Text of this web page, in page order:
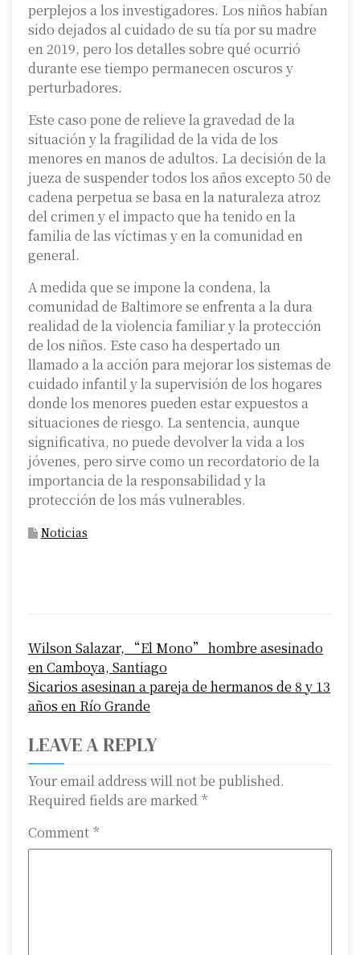
perplejos a los investigadores. Los niños habían
sido dejados al cuidado de su tía por su madre
en 2019, pero los detalles sobre qué ocurrió
durante ese tiempo permanecen oscuros y
perturbadores.
Este caso pone de relieve la gravedad de la
situación y la fragilidad de la vida de los
menores en manos de adultos. La decisión de la
jueza de suspender todos los años excepto 50 de
cadena perpetua se basa en la naturaleza atroz
del crimen y el impacto que ha tenido en la
familia de las víctimas y en la comunidad en
general.
A medida que se impone la condena, la
comunidad de Baltimore se enfrenta a la dura
realidad de la violencia familiar y la protección
de los niños. Este caso ha despertado un
llamado a la acción para mejorar los sistemas de
cuidado infantil y la supervisión de los hogares
donde los menores pueden estar expuestos a
situaciones de riesgo. La sentencia, aunque
significativa, no puede devolver la vida a los
jóvenes, pero sirve como un recordatorio de la
importancia de la responsabilidad y la
protección de los más vulnerables.
Noticias
o
s
t
n
a
v
i
Wilson Salazar, “El Mono” hombre asesinado
en Camboya, Santiago
Sicarios asesinan a pareja de hermanos de 8 y 13
años en Río Grande
LEAVE A REPLY
Your email address will not be published.
Required fields are marked *
Comment *